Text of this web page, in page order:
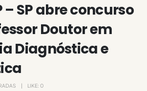
– SP abre concurso
Doutor em
Diagnóstica e
LIKE: 0